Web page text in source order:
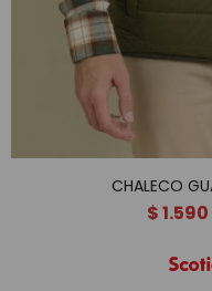
CHALECO
$1.590